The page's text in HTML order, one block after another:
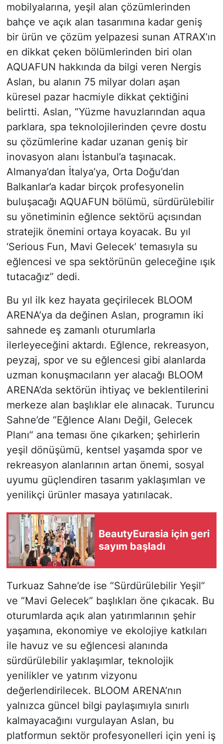
mobilyalarına, yeşil alan çözümlerinden
bahçe ve açık alan tasarımına kadar geniş
bir ürün ve çözüm yelpazesi sunan ATRAX’ın
en dikkat çeken bölümlerinden biri olan
AQUAFUN hakkında da bilgi veren Nergis
Aslan, bu alanın 75 milyar doları aşan
küresel pazar hacmiyle dikkat çektiğini
belirtti. Aslan, “Yüzme havuzlarından aqua
parklara, spa teknolojilerinden çevre dostu
su çözümlerine kadar uzanan geniş bir
inovasyon alanı İstanbul’a taşınacak.
Almanya’dan İtalya’ya, Orta Doğu’dan
Balkanlar’a kadar birçok profesyonelin
buluşacağı AQUAFUN bölümü, sürdürülebilir
su yönetiminin eğlence sektörü açısından
stratejik önemini ortaya koyacak. Bu yıl
‘Serious Fun, Mavi Gelecek’ temasıyla su
eğlencesi ve spa sektörünün geleceğine ışık
tutacağız” dedi.
Bu yıl ilk kez hayata geçirilecek BLOOM
ARENA’ya da değinen Aslan, programın iki
sahnede eş zamanlı oturumlarla
ilerleyeceğini aktardı. Eğlence, rekreasyon,
peyzaj, spor ve su eğlencesi gibi alanlarda
uzman konuşmacıların yer alacağı BLOOM
ARENA’da sektörün ihtiyaç ve beklentilerini
merkeze alan başlıklar ele alınacak. Turuncu
Sahne’de “Eğlence Alanı Değil, Gelecek
Planı” ana teması öne çıkarken; şehirlerin
yeşil dönüşümü, kentsel yaşamda spor ve
rekreasyon alanlarının artan önemi, sosyal
uyumu güçlendiren tasarım yaklaşımları ve
yenilikçi ürünler masaya yatırılacak.
BeautyEurasia için geri
sayım başladı
Turkuaz Sahne’de ise “Sürdürülebilir Yeşil”
ve “Mavi Gelecek” başlıkları öne çıkacak. Bu
oturumlarda açık alan yatırımlarının şehir
yaşamına, ekonomiye ve ekolojiye katkıları
ile havuz ve su eğlencesi alanında
sürdürülebilir yaklaşımlar, teknolojik
yenilikler ve yatırım vizyonu
değerlendirilecek. BLOOM ARENA’nın
yalnızca güncel bilgi paylaşımıyla sınırlı
kalmayacağını vurgulayan Aslan, bu
platformun sektör profesyonelleri için yeni iş